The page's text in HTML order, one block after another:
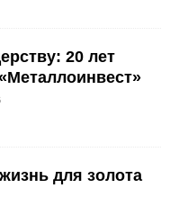
20 лет
для золота